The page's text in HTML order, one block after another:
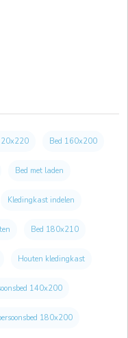
Bed 160x200
Bed met laden
Kledingkast indelen
Bed 180x210
Houten kledingkast
140x200
180x200